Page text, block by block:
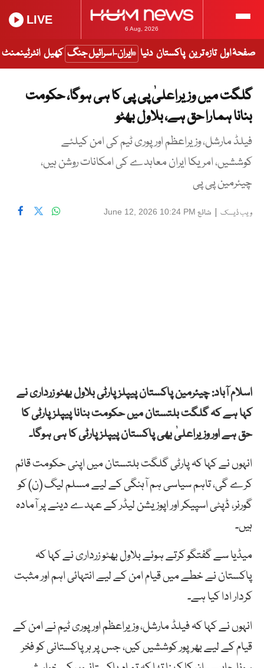
6 Aug, 2026
LIVE
صفحۂ اول تازہ ترین پاکستان دنیا ایران-اسرائیل جنگ کھیل انٹرٹینمنٹ
گلگت میں وزیراعلیٰ پی پی کا ہی ہوگا، حکومت
بنانا ہمارا حق ہے، بلاول بھٹو
فیلڈ مارشل، وزیراعظم اور پوری ٹیم کی امن کیلئے
کوششیں، امریکا ایران معاہدے کی امکانات روشن ہیں،
چیئرمین پی پی
ویب ڈیسک | شائع June 12, 2026 10:24 PM
اسلام آباد: چیئرمین پاکستان پیپلزپارٹیبلاول بھٹو زردارینے
کہا ہے کہ گلگت بلتستان میں حکومت بنانا پیپلزپارٹی کا
حق ہے اور وزیراعلیٰ بھی پاکستان پیپلزپارٹی کا ہی ہوگا۔
انہوں نے کہا کہ پارٹی گلگت بلتستان میں اپنی حکومت قائم
کرے گی، تاہم سیاسی ہم آہنگی کے لیے مسلم لیگ (ن) کو
گورنر، ڈپٹی اسپیکر اور اپوزیشن لیڈر کے عہدے دینے پر آمادہ
ہیں۔
میڈیا سے گفتگو کرتے ہوئے بلاول بھٹو زرداری نے کہا کہ
پاکستان نے خطے میں قیام امن کے لیے انتہائی اہم اور مثبت
کردار ادا کیا ہے۔
انہوں نے کہا کہ فیلڈ مارشل، وزیراعظم اور پوری ٹیم نے امن کے
قیام کے لیے بھرپور کوششیں کیں، جس پر ہر پاکستانی کو فخر